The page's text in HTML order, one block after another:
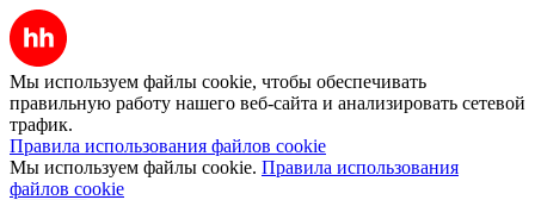
Мы используем файлы cookie, чтобы обеспечивать
правильную работу нашего веб-сайта и анализировать сетевой
трафик.
Правила использования файлов cookie
Мы используем файлы cookie. Правила использования
файлов cookie